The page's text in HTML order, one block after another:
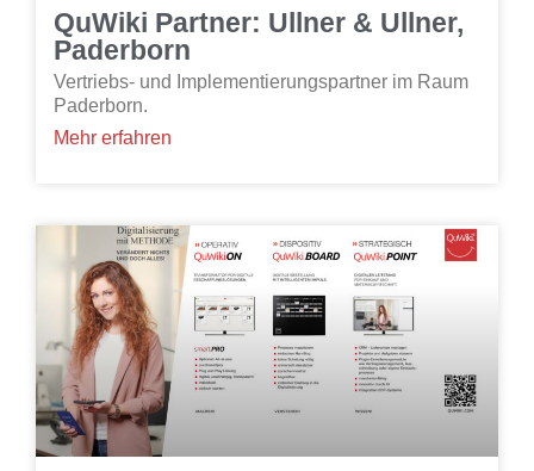
QuWiki Partner: Ullner & Ullner,
Paderborn
Vertriebs- und Implementierungspartner im Raum
Paderborn.
Mehr erfahren